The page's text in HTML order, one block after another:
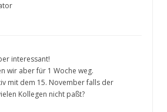
interessant!
wir aber für 1 Woche weg.
mit dem 15. November falls der
Kollegen nicht paßt?